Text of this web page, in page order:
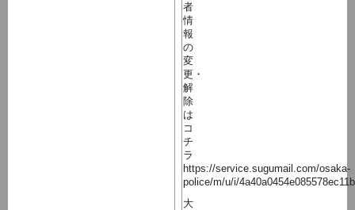
者
情
報
の
変
更・
解
除
は
コ
チ
ラ
https://service.sugumail.com/osaka-
police/m/u/i/
大